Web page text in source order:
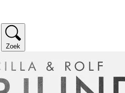
Zoek